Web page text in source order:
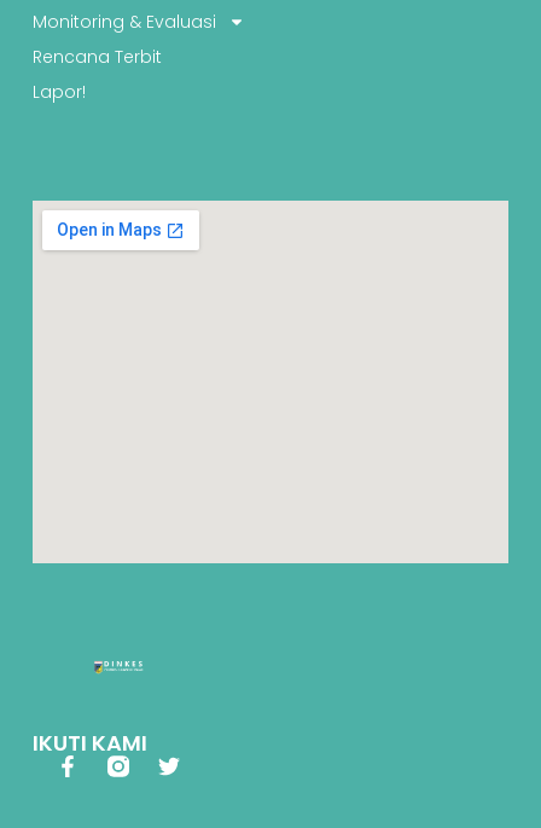
IKUTI KAMI
Monitoring & Evaluasi
Rencana Terbit
Lapor!